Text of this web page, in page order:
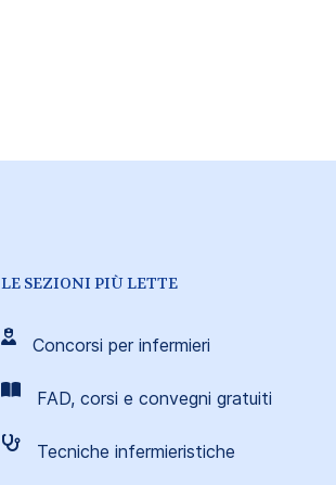
LE SEZIONI PIÙ LETTE
Concorsi per infermieri
FAD, corsi e convegni gratuiti
Tecniche infermieristiche